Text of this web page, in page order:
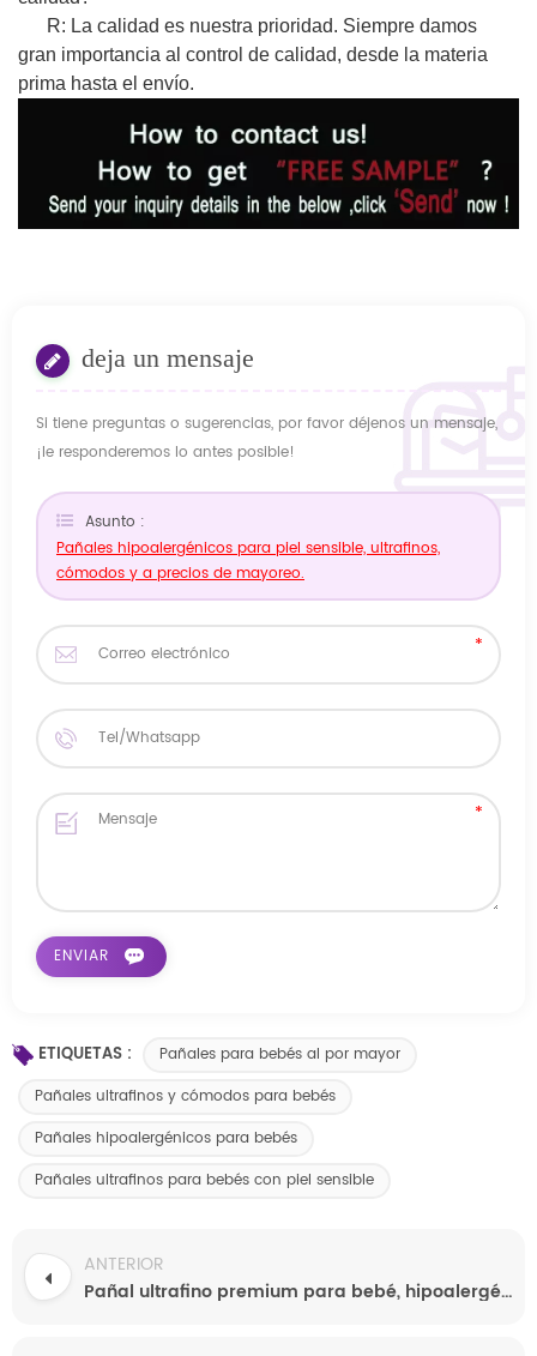
R: La calidad es nuestra prioridad. Siempre damos
gran importancia al control de calidad, desde la materia
prima hasta el envío.
deja un mensaje
Si tiene preguntas o sugerencias, por favor déjenos un mensaje,
¡le responderemos lo antes posible!
Asunto :
Pañales hipoalergénicos para piel sensible, ultrafinos,
cómodos y a precios de mayoreo.
ETIQUETAS :
Pañales para bebés al por mayor
Pañales ultrafinos y cómodos para bebés
Pañales hipoalergénicos para bebés
Pañales ultrafinos para bebés con piel sensible
ANTERIOR
Pañal ultrafino premium para bebé, hipoalergénico, cómodo, precio de fábrica al por mayor.